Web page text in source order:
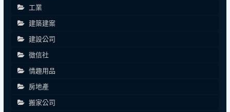
工業
建築建案
建設公司
徵信社
情趣用品
房地產
搬家公司